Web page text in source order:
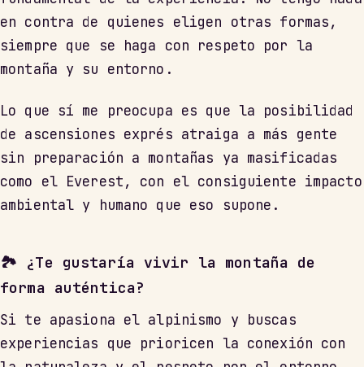
en contra de quienes eligen otras formas,
siempre que se haga con respeto por la
montaña y su entorno.
Lo que sí me preocupa es que la posibilidad
de ascensiones exprés atraiga a más gente
sin preparación a montañas ya masificadas
como el Everest, con el consiguiente impacto
ambiental y humano que eso supone.
🏞️ ¿Te gustaría vivir la montaña de
forma auténtica?
Si te apasiona el alpinismo y buscas
experiencias que prioricen la conexión con